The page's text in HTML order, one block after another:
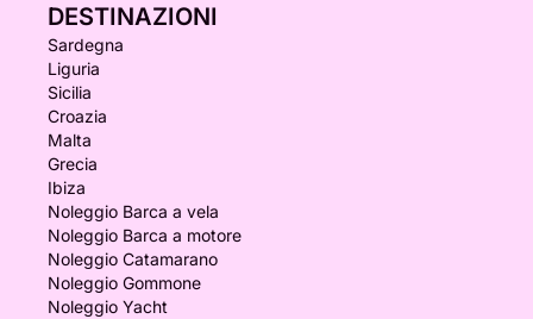
DESTINAZIONI
Sardegna
Liguria
Sicilia
Croazia
Malta
Grecia
Ibiza
Noleggio Barca a vela
Noleggio Barca a motore
Noleggio Catamarano
Noleggio Gommone
Noleggio Yacht